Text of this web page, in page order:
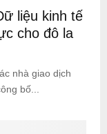
liệu kinh tế
cho đô la
nhà giao dịch
bố...